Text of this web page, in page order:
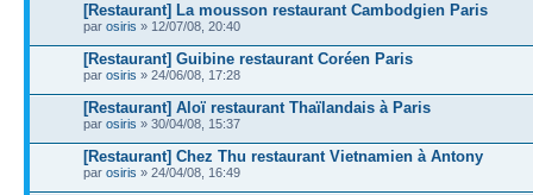
[Restaurant] La mousson restaurant Cambodgien Paris
par osiris » 12/07/08, 20:40
[Restaurant] Guibine restaurant Coréen Paris
par osiris » 24/06/08, 17:28
[Restaurant] Aloï restaurant Thaïlandais à Paris
par osiris » 30/04/08, 15:37
[Restaurant] Chez Thu restaurant Vietnamien à Antony
par osiris » 24/04/08, 16:49